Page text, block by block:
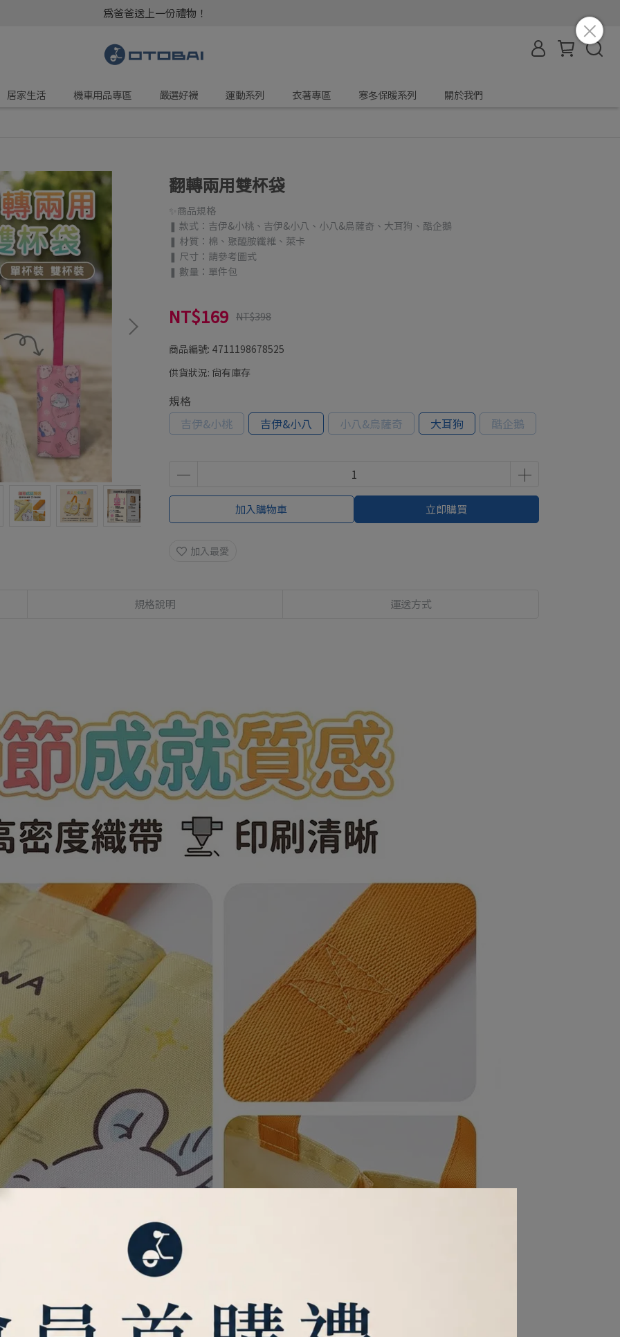
為爸爸送上一份禮物！
居家生活 機車用品專區 嚴選好襪 運動系列 衣著專區 寒冬保暖系列 關於我們
翻轉兩用雙杯袋
✨商品規格
❚ 款式：吉伊&小桃、吉伊&小八、小八&烏薩奇、大耳狗、酷企鵝
❚ 材質：棉、聚醯胺纖維、萊卡
❚ 尺寸：請參考圖式
❚ 數量：單件包
NT$169 NT$398
商品編號: 4711198678525
供貨狀況: 尚有庫存
規格
吉伊&小桃
吉伊&小八 小八&烏薩奇 大耳狗 酷企鵝
加入購物車 立即購買
加入最愛
規格說明 運送方式